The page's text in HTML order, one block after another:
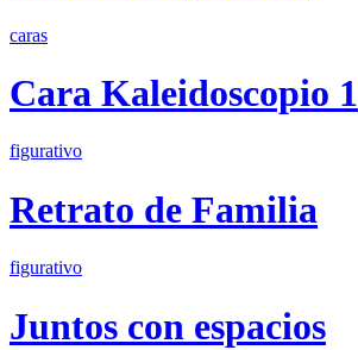
caras
Cara Kaleidoscopio 1
figurativo
Retrato de Familia
figurativo
Juntos con espacios